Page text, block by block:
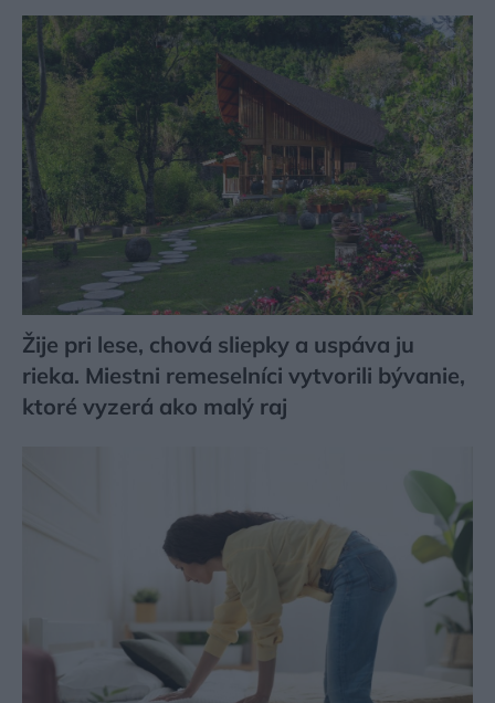
Žije pri lese, chová sliepky a uspáva ju
rieka. Miestni remeselníci vytvorili bývanie,
ktoré vyzerá ako malý raj